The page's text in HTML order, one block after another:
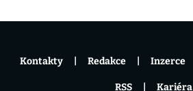
Kontakty Redakce Inzerce
RSS Kariéra